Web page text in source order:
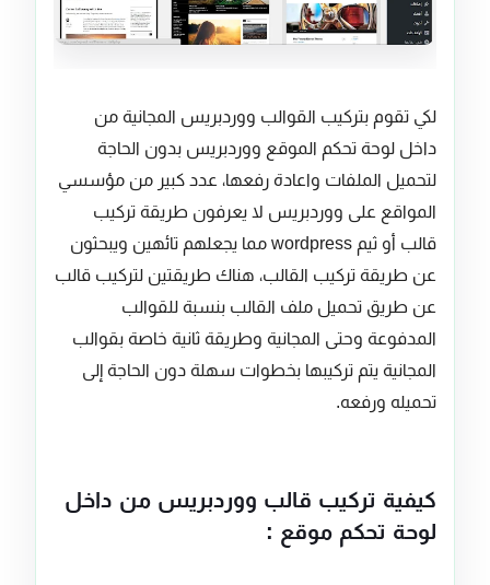
لكي تقوم بتركيب القوالب ووردبريس المجانية من
داخل لوحة تحكم الموقع ووردبريس بدون الحاجة
لتحميل الملفات واعادة رفعها، عدد كبير من مؤسسي
المواقع على ووردبريس لا يعرفون طريقة تركيب
قالب أو ثيم wordpress مما يجعلهم تائهين ويبحثون
عن طريقة تركيب القالب، هناك طريقتين لتركيب قالب
عن طريق تحميل ملف القالب بنسبة للقوالب
المدفوعة وحتى المجانية وطريقة ثانية خاصة بقوالب
المجانية يتم تركيبها بخطوات سهلة دون الحاجة إلى
تحميله ورفعه.
كيفية تركيب قالب ووردبريس من داخل
لوحة تحكم موقع :